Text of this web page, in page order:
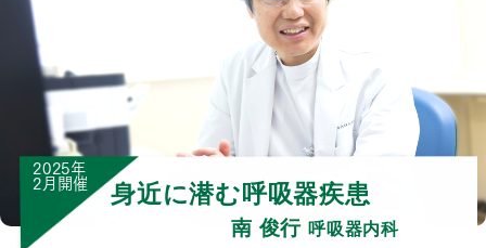
2025年
2月開催
身近に潜む呼吸器疾患
南 俊行 呼吸器内科